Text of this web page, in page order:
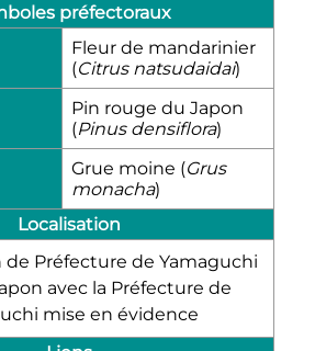
préfectoraux
Fleur de mandarinier
(Citrus natsudaidai)
Pin rouge du Japon
(Pinus densiflora)
Grue moine (Grus
monacha)
Localisation
avec la Préfecture de
mise en évidence